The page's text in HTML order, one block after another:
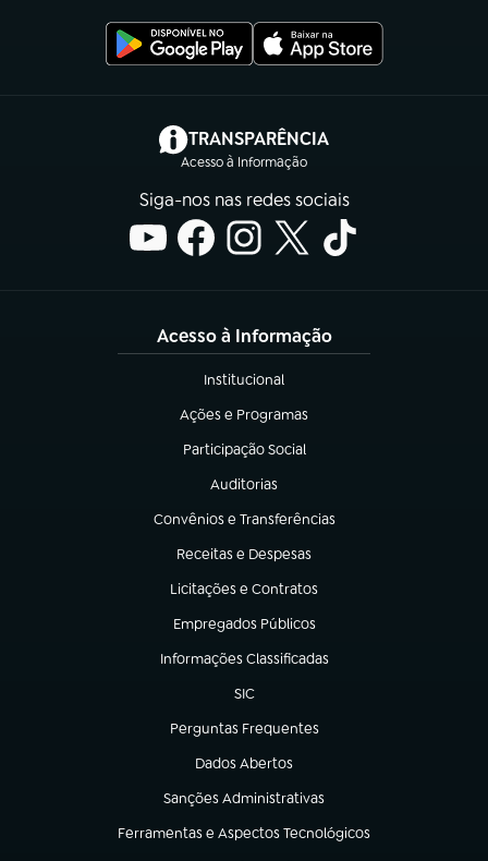
TRANSPARÊNCIA
Acesso à Informação
(abre em nova aba)
Siga-nos nas redes sociais
Acesso à Informação
Institucional
(abre em nova aba)
Ações e Programas
(abre em nova aba)
Participação Social
(abre em nova aba)
Auditorias
(abre em nova aba)
Convênios e Transferências
(abre em nova aba)
Receitas e Despesas
(abre em nova aba)
Licitações e Contratos
(abre em nova aba)
Empregados Públicos
(abre em nova aba)
Informações Classificadas
(abre em nova aba)
SIC
(abre em nova aba)
Perguntas Frequentes
(abre em nova aba)
Dados Abertos
(abre em nova aba)
Sanções Administrativas
(abre em nova aba)
Ferramentas e Aspectos Tecnológicos
(abre em nova aba)